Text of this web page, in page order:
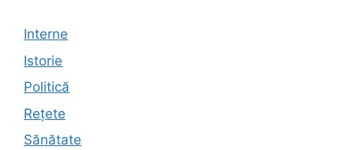
Interne
Istorie
Politică
Rețete
Sănătate